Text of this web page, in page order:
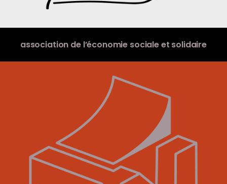
Cas clients
Living Labs
Behance
association de l’économie sociale et solidaire